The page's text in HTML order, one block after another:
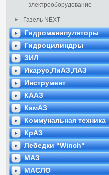
электрооборудование
Газель NEXT
Гидроманипуляторы
Гидроцилиндры
ЗИЛ
Икарус,ЛиАЗ,ЛАЗ
Инструмент
КААЗ
КамАЗ
Коммунальная техника
КрАЗ
Лебедки "Winch"
МАЗ
МАСЛО